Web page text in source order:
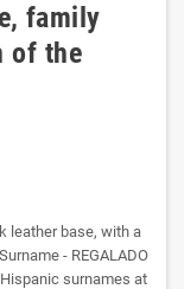
family
of the
leather base, with a
- REGALADO
surnames at